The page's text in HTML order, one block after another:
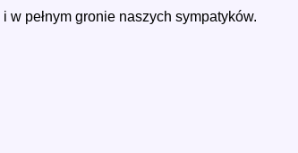
pełnym gronie naszych sympatyków.